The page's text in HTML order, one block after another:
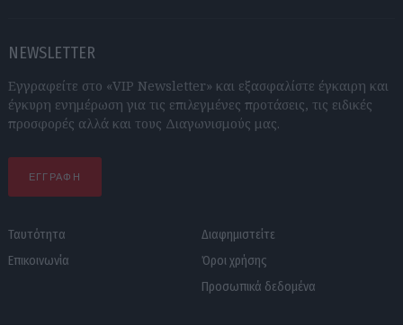
NEWSLETTER
Εγγραφείτε στο «VIP Newsletter» και εξασφαλίστε έγκαιρη και
έγκυρη ενημέρωση για τις επιλεγμένες προτάσεις, τις ειδικές
προσφορές αλλά και τους Διαγωνισμούς μας.
ΕΓΓΡΑΦΗ
Ταυτότητα
Επικοινωνία
Διαφημιστείτε
Όροι χρήσης
Προσωπικά δεδομένα